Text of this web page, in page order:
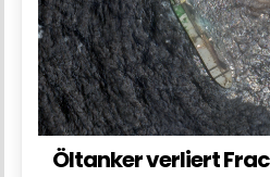
Öltanker verliert